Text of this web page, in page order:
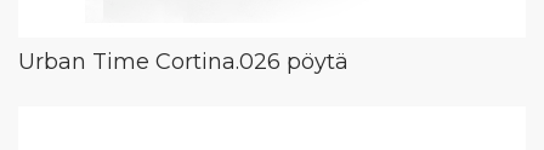
Urban Time Cortina.026 pöytä